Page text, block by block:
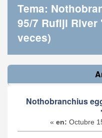
Tema:
95/7 Rufiji
veces)
Nothobranchius
« en: Octubre